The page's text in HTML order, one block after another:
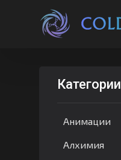
Категории
Анимации
Алхимия